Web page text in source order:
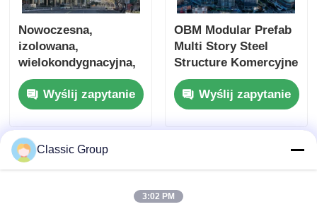
Nowoczesna,
izolowana,
wielokondygnacyjna,
prefabrykowana hala
przemysłowa,
konstrukcja stalowa,
budynek komercyjny
Wyślij zapytanie
OBM Modular Prefab
Multi Story Steel
Structure Komercyjne
biurowce
Wyślij zapytanie
Classic Group
3:02 PM